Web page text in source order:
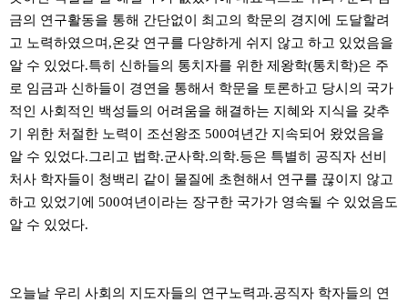
금의 연구활동을 통해 간단없이 최고의 학문의 경지에 도달할려
고 노력하였으며,온갖 연구를 다양하게 쉬지 않고 하고 있었음을
알 수 있었다.특히 신하들의 통치자를 위한 제왕학(통치학)은 주
로 임금과 신하들이 경연을 통해서 학문을 토론하고 당시의 국가
적인 사회적인 백성들의 어려움을 해결하는 지혜와 지식을 갖추
기 위한 처절한 노력이 조선왕조 500여년간 지속되어 왔었음을
알 수 있었다.그리고 법학.군사학.의학.등은 특별히 공직자 선비
처사 학자들이 청백리 같이 물질에 초현해서 연구를 끊이지 않고
하고 있었기에 500여년이라는 장구한 국가가 영속될 수 있었음도
알 수 있었다.
오늘날 우리 사회의 지도자들의 연구노력과.공직자 학자들의 연